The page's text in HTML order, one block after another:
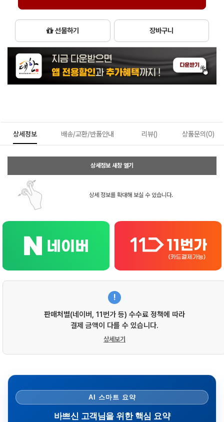
선물하기 장바구니
상세정보 배송/교환/반품안내 리뷰() 상품문의(0)
상세정보 새창 열기
상세 정보를 확대해 보실 수 있습니다.
!
판매처별(네이버, 11번가 등) 수수료 정책에 따라
결제 금액이 다를 수 있습니다.
상세보기
AI 스마트 요약
바쁘신 고객님을 위한 핵심 요약